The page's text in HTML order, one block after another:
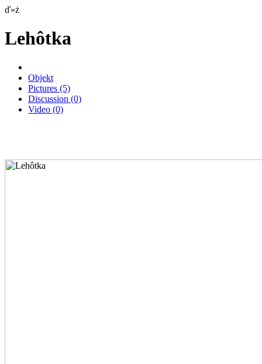
ď»ż
Lehôtka
Objekt
Pictures (5)
Discussion (0)
Video (0)